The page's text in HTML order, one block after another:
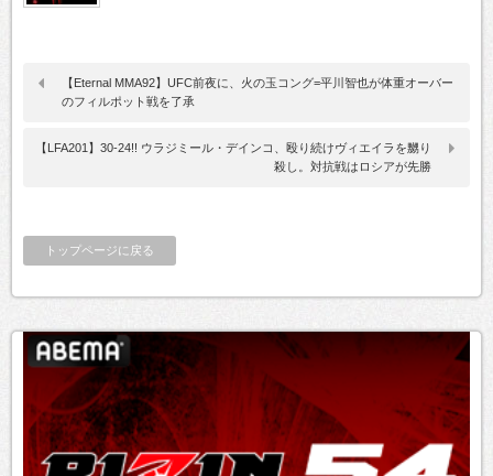
【Eternal MMA92】UFC前夜に、火の玉コング=平川智也が体重オーバー
のフィルポット戦を了承
【LFA201】30-24!! ウラジミール・デインコ、殴り続けヴィエイラを嬲り
殺し。対抗戦はロシアが先勝
トップページに戻る